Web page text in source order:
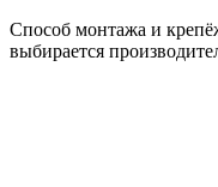
Способ монтажа и
выбирается